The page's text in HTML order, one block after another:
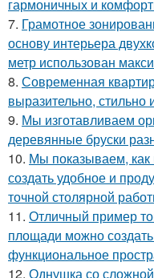
гармоничных и
7. Грамотное
основу интерьера
метр использован
8. Современная
выразительно, стильно
9. Мы изготавливаем
деревянные бруски
10. Мы показываем, как
создать удобное и
точной столярной
11. Отличный пример
площади можно
функциональное
12. Однушка со